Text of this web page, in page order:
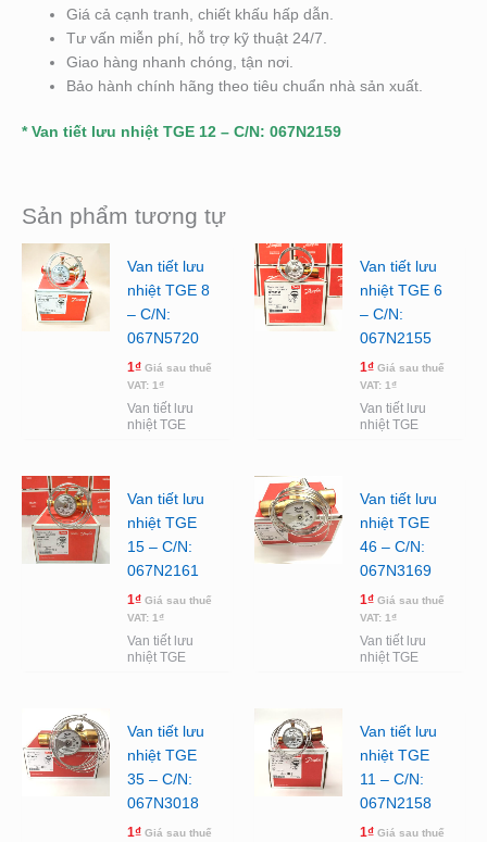
Giá cả cạnh tranh, chiết khấu hấp dẫn.
Tư vấn miễn phí, hỗ trợ kỹ thuật 24/7.
Giao hàng nhanh chóng, tận nơi.
Bảo hành chính hãng theo tiêu chuẩn nhà sản xuất.
* Van tiết lưu nhiệt TGE 12 – C/N: 067N2159
Sản phẩm tương tự
Van tiết lưu
nhiệt TGE 8
– C/N:
067N5720
1₫ Giá sau thuế
VAT: 1₫
Van tiết lưu
nhiệt TGE
Van tiết lưu
nhiệt TGE 6
– C/N:
067N2155
1₫ Giá sau thuế
VAT: 1₫
Van tiết lưu
nhiệt TGE
Van tiết lưu
nhiệt TGE
15 – C/N:
067N2161
1₫ Giá sau thuế
VAT: 1₫
Van tiết lưu
nhiệt TGE
Van tiết lưu
nhiệt TGE
46 – C/N:
067N3169
1₫ Giá sau thuế
VAT: 1₫
Van tiết lưu
nhiệt TGE
Van tiết lưu
nhiệt TGE
35 – C/N:
067N3018
1₫ Giá sau thuế
Van tiết lưu
nhiệt TGE
11 – C/N:
067N2158
1₫ Giá sau thuế